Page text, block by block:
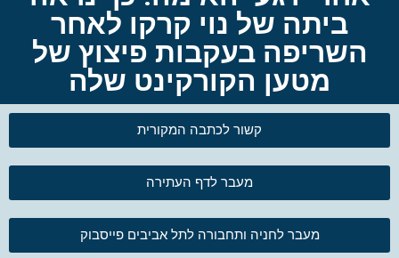
ביתה של נוי קרקו לאחר
השריפה בעקבות פיצוץ של
מטען הקורקינט שלה
קשור לכתבה המקורית
מעבר לדף העתירה
מעבר לחניה ותחבורה לתל אביבים פייסבוק